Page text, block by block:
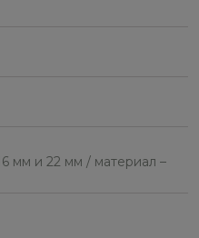
мм и 22 мм / материал –